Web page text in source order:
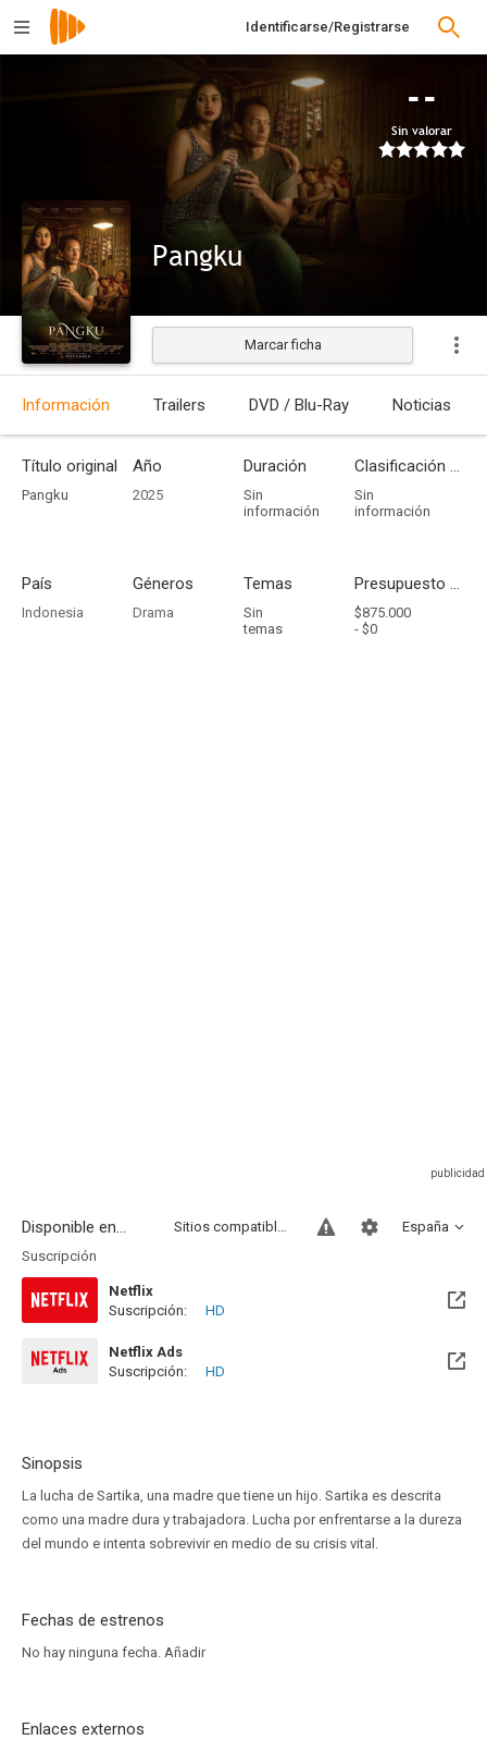
Identificarse/Registrarse
--
Sin valorar
Pangku
Estrenada
Marcar ficha
Información Trailers DVD / Blu-Ray Noticias
Título original
Pangku
Año
2025
Duración
Sin
información
Clasificación por edades
Sin
información
País
Indonesia
Géneros
Drama
Temas
Sin
temas
Presupuesto - Ingresos
$875.000
- $0
Disponible en... España
Sitios compatibles
Suscripción
Netflix
Suscripción:
HD
Netflix Ads
Suscripción:
HD
Sinopsis
La lucha de Sartika, una madre que tiene un hijo. Sartika es descrita
como una madre dura y trabajadora. Lucha por enfrentarse a la dureza
del mundo e intenta sobrevivir en medio de su crisis vital.
Fechas de estrenos
No hay ninguna fecha. Añadir
Enlaces externos